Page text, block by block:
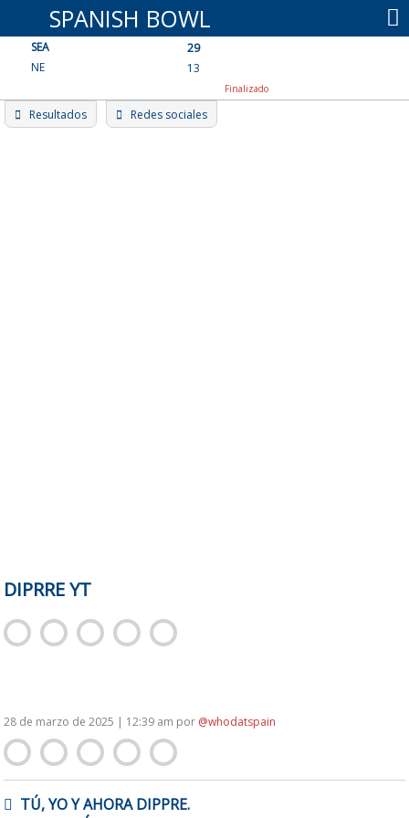
content
SPANISH BOWL
SEA
29
NE
13
Finalizado
Resultados Redes sociales
DIPRRE YT
28 de marzo de 2025 | 12:39 am por @whodatspain
NAVEGACIÓN
DE TÚ, YO Y AHORA DIPPRE.